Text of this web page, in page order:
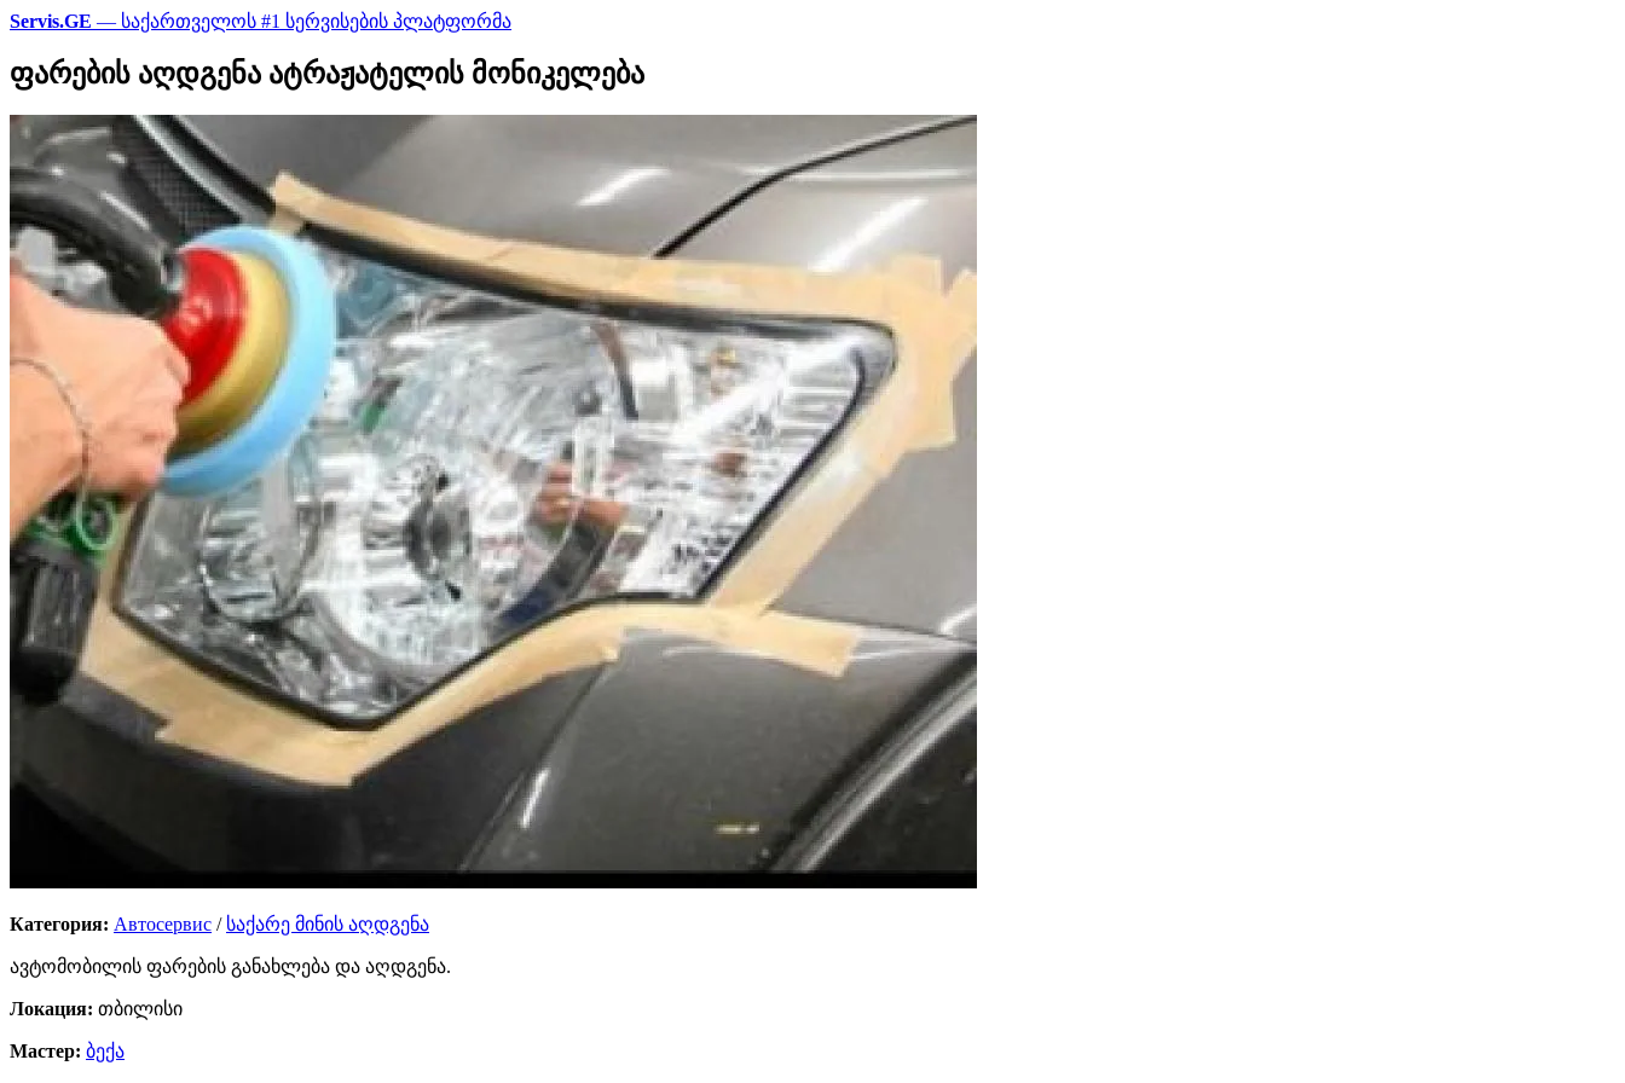
Servis.GE — საქართველოს #1 სერვისების პლატფორმა
ფარების აღდგენა ატრაჟატელის მონიკელება
Категория: Автосервис / საქარე მინის აღდგენა
ავტომობილის ფარების განახლება და აღდგენა.
Локация: თბილისი
Мастер: ბექა